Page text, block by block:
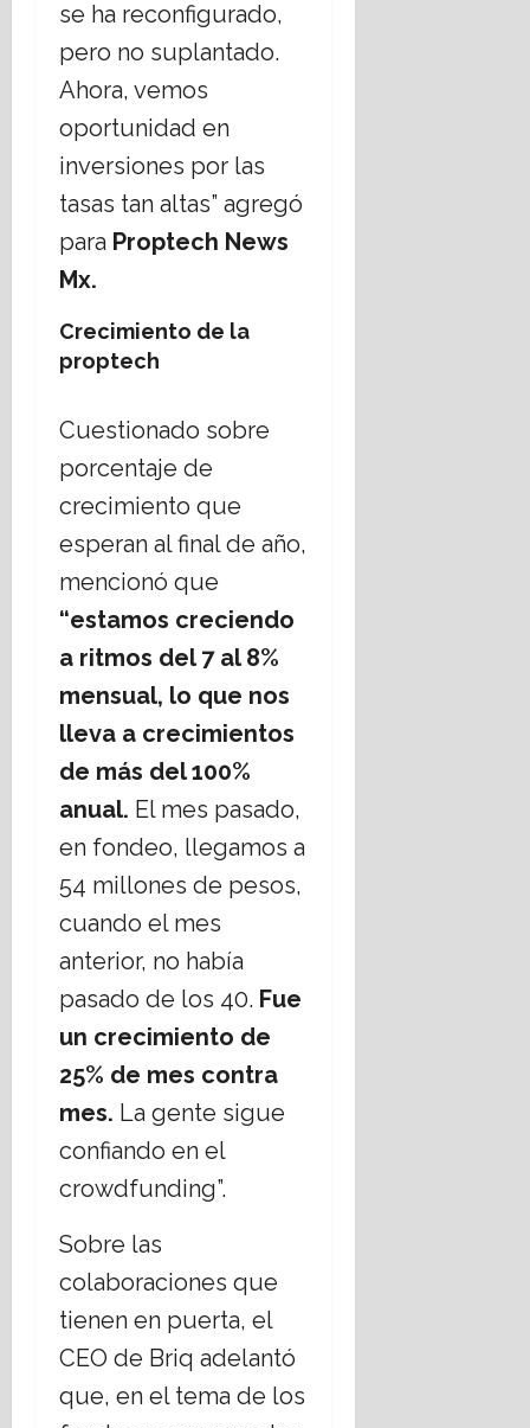
se ha reconfigurado,
pero no suplantado.
Ahora, vemos
oportunidad en
inversiones por las
tasas tan altas” agregó
para Proptech News
Mx.
Crecimiento de la
proptech
Cuestionado sobre
porcentaje de
crecimiento que
esperan al final de año,
mencionó que
“estamos creciendo
a ritmos del 7 al 8%
mensual, lo que nos
lleva a crecimientos
de más del 100%
anual. El mes pasado,
en fondeo, llegamos a
54 millones de pesos,
cuando el mes
anterior, no había
pasado de los 40. Fue
un crecimiento de
25% de mes contra
mes. La gente sigue
confiando en el
crowdfunding”.
Sobre las
colaboraciones que
tienen en puerta, el
CEO de Briq adelantó
que, en el tema de los